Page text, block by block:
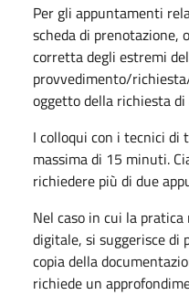
Per gli appuntamenti
scheda di prenotazione,
corretta degli estremi
provvedimento/
oggetto della richiesta
I colloqui con i tecnici
massima di 15 minuti.
richiedere più di due
Nel caso in cui la
digitale, si suggerisce di
copiadella
richiede un